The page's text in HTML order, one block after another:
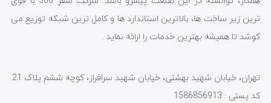
ترین زیر ساخت ها، بالاترین استاندارد ها و کامل ترین شبکه توزیع می
کوشد تا همیشه بهترین خدمات را ارائه نماید .
تهران، خیابان شهید بهشتی، خیابان شهید سرافراز، کوچه ششم پلاک 21
کد پستی : 1586856913